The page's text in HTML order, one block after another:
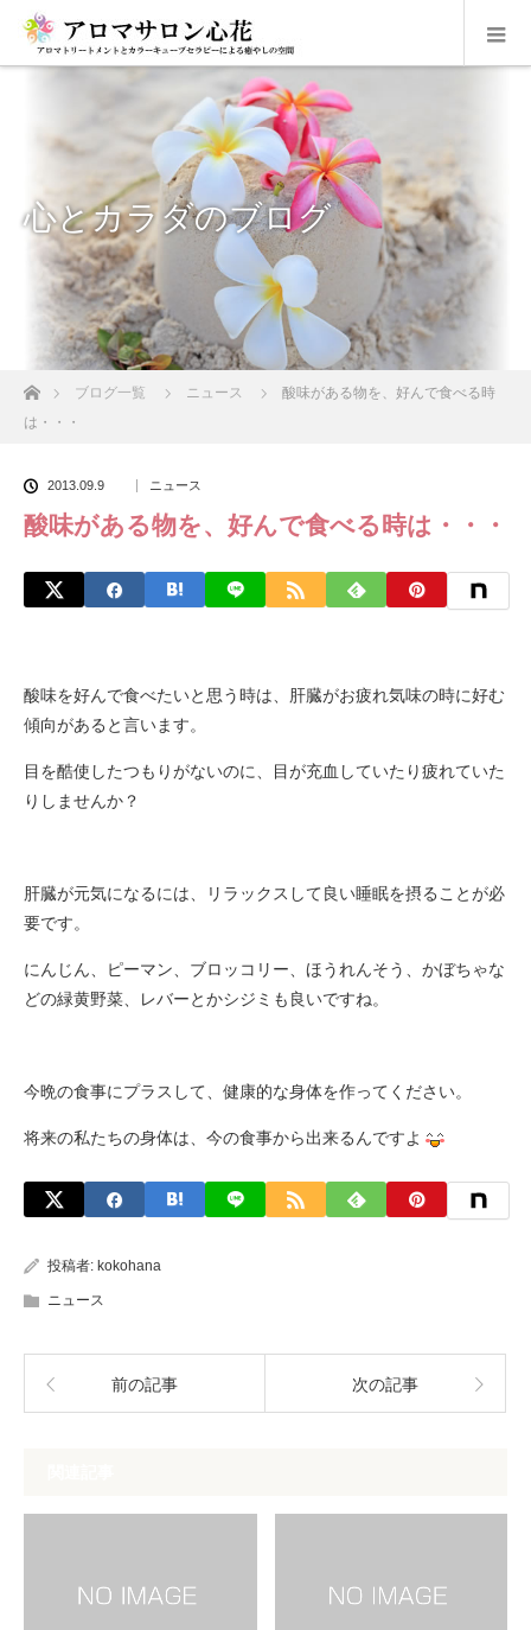
心とカラダのブログ
ホームブログ一覧 ニュース
酸味がある物を、好んで食べる時
は・・・
2013.09.9 ニュース
酸味がある物を、好んで食べる時は・・・
酸味を好んで食べたいと思う時は、肝臓がお疲れ気味の時に好む
傾向があると言います。
目を酷使したつもりがないのに、目が充血していたり疲れていた
りしませんか？
肝臓が元気になるには、リラックスして良い睡眠を摂ることが必
要です。
にんじん、ピーマン、ブロッコリー、ほうれんそう、かぼちゃな
どの緑黄野菜、レバーとかシジミも良いですね。
今晩の食事にプラスして、健康的な身体を作ってください。
将来の私たちの身体は、今の食事から出来るんですよ
投稿者: kokohana
ニュース
前の記事 次の記事